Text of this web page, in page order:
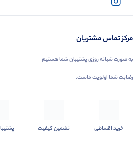
مرکز تماس مشتریان
به صورت شبانه روزی پشتیبان شما هستیم
رضایت شما اولویت ماست.
خرید اقساطی تضمین کیفیت